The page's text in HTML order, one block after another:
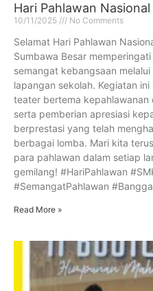
Hari Pahlawan
10/11/2025 No Comments
Selamat Hari Pahlawan
Sumbawa Besar
semangat kebangsaan
lapangan sekolah. Kegiatan
teater bertema kepahlawanan
serta pemberian apresiasi
berprestasi yang telah
berbagai lomba. Mari kita
para pahlawan dalam setiap
gemilang! #HariPahlawan
#SemangatPahlawan
Read More »